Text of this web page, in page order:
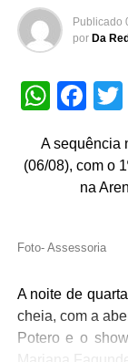
Publicado
por Da
A sequência
(06/08), com o
na
Foto- Assessoria
A noite de
cheia, com a
Potero e o